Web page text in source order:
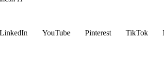
LinkedIn YouTube Pinterest TikTok